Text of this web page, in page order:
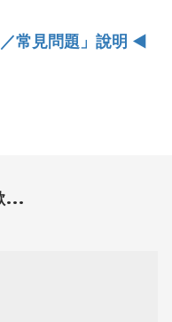
見問題」說明 ◄
...